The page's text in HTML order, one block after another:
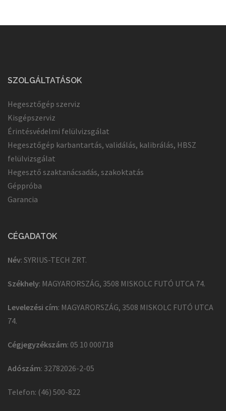
SZOLGÁLTATÁSOK
Hegesztőgép szerviz
Kisgépszerviz
Érintésvédelmi felülvizsgálat
Hegesztőgép karbantartás, validálás, kalibrálás, HBSZ
felülvizsgálat
Hegesztő szaktanácsadás, szakoktatás
Géppróba
Garancia
CÉGADATOK
Név: SYRIUS-TECH ZRT.
Székhely: MAGYARORSZÁG, 3508 MISKOLC FUTÓ UTCA 74.
Levelezési cím: MAGYARORSZÁG, 3508 MISKOLC FUTÓ UTCA
74.
Cégjegyzékszám: 05 10 000718
Adószám: 32782026-2-05
Telefon: (46) 500-822